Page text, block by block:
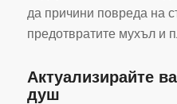
да причини повреда на
предотвратите мухъл и
Актуализирайте
душ